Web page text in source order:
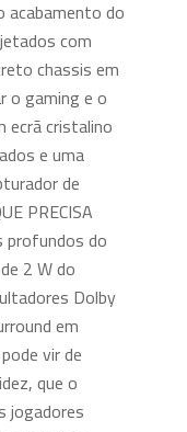
acabamento do
com
chassis em
o gaming e o
ecrã cristalino
e uma
de
PRECISA
profundos do
2 W do
Dolby
em
vir de
que o
jogadores